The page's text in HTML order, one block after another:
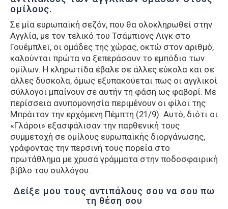
ομίλους.
Σε μία ευρωπαϊκή σεζόν, που θα ολοκληρωθεί στην
Αγγλία, με τον τελικό του Τσάμπιονς Λιγκ στο
Γουέμπλεϊ, οι ομάδες της χώρας, οκτώ στον αριθμό,
καλούνται πρώτα να ξεπεράσουν το εμπόδιο των
ομίλων. Η κληρωτίδα έβαλε σε άλλες εύκολα και σε
άλλες δύσκολα, όμως εξυπακούεται πως οι αγγλικοί
σύλλογοι μπαίνουν σε αυτήν τη φάση ως φαβορί. Με
περίσσεια ανυπομονησία περιμένουν οι φίλοι της
Μπράιτον την ερχόμενη Πέμπτη (21/9). Αυτό, διότι οι
«Γλάροι» εξασφάλισαν την παρθενική τους
συμμετοχή σε ομίλους ευρωπαϊκής διοργάνωσης,
γράφοντας την περσινή τους πορεία στο
πρωτάθλημα με χρυσά γράμματα στην ποδοσφαιρική
βίβλο του συλλόγου.
Δείξε μου τους αντιπάλους σου να σου πω
τη θέση σου